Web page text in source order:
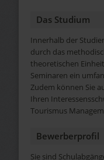
Das Studium
Innerhalb der
durch das
theoretischen
Seminaren ein
Zudem können Sie
Ihren
Tourismus
Bewerberprofil
Sie sind